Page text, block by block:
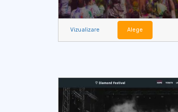
Vizualizare Alege